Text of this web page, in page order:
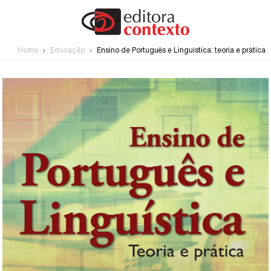
Home Educação Ensino de Português e Linguística: teoria e prática